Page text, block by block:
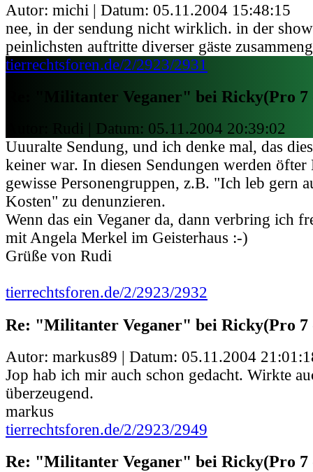
Autor: michi | Datum: 05.11.2004 15:48:15
nee, in der sendung nicht wirklich. in der
peinlichsten auftritte diverser gäste
tierrechtsforen.de/2/2923/2931
Re: "Militanter Veganer" bei Ricky(Pro 7
Autor: Rudi | Datum: 05.11.2004 20:39:02
Uuuralte Sendung, und ich denke mal, das
keiner war. In diesen Sendungen werden
gewisse Personengruppen, z.B. "Ich leb gern
Kosten" zu denunzieren.
Wenn das ein Veganer da, dann verbring ich
mit Angela Merkel im Geisterhaus :-)
Grüße von Rudi
tierrechtsforen.de/2/2923/2932
Re: "Militanter Veganer" bei Ricky(Pro 7
Autor: markus89 | Datum: 05.11.2004
Jop hab ich mir auch schon gedacht. Wirkte
überzeugend.
markus
tierrechtsforen.de/2/2923/2949
Re: "Militanter Veganer" bei Ricky(Pro 7